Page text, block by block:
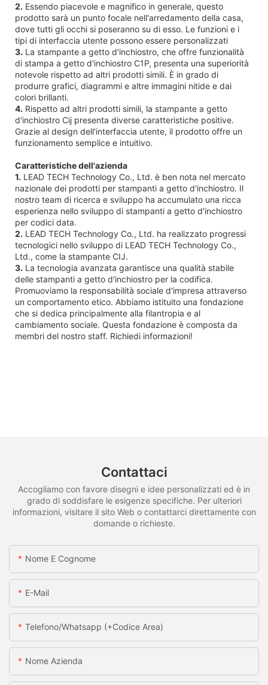
2. Essendo piacevole e magnifico in generale, questo
prodotto sarà un punto focale nell'arredamento della casa,
dove tutti gli occhi si poseranno su di esso. Le funzioni e i
tipi di interfaccia utente possono essere personalizzati
3. La stampante a getto d'inchiostro, che offre funzionalità
di stampa a getto d'inchiostro C1P, presenta una superiorità
notevole rispetto ad altri prodotti simili. È in grado di
produrre grafici, diagrammi e altre immagini nitide e dai
colori brillanti.
4. Rispetto ad altri prodotti simili, la stampante a getto
d'inchiostro Cij presenta diverse caratteristiche positive.
Grazie al design dell'interfaccia utente, il prodotto offre un
funzionamento semplice e intuitivo.
Caratteristiche dell'azienda
1. LEAD TECH Technology Co., Ltd. è ben nota nel mercato
nazionale dei prodotti per stampanti a getto d'inchiostro. Il
nostro team di ricerca e sviluppo ha accumulato una ricca
esperienza nello sviluppo di stampanti a getto d'inchiostro
per codici data.
2. LEAD TECH Technology Co., Ltd. ha realizzato progressi
tecnologici nello sviluppo di LEAD TECH Technology Co.,
Ltd., come la stampante CIJ.
3. La tecnologia avanzata garantisce una qualità stabile
delle stampanti a getto d'inchiostro per la codifica.
Promuoviamo la responsabilità sociale d'impresa attraverso
un comportamento etico. Abbiamo istituito una fondazione
che si dedica principalmente alla filantropia e al
cambiamento sociale. Questa fondazione è composta da
membri del nostro staff. Richiedi informazioni!
Contattaci
Accogliamo con favore disegni e idee personalizzati ed è in
grado di soddisfare le esigenze specifiche. Per ulteriori
informazioni, visitare il sito Web o contattarci direttamente con
domande o richieste.
Nome E Cognome
E-Mail
Telefono/whatsapp (+codice Area)
Nome Azienda